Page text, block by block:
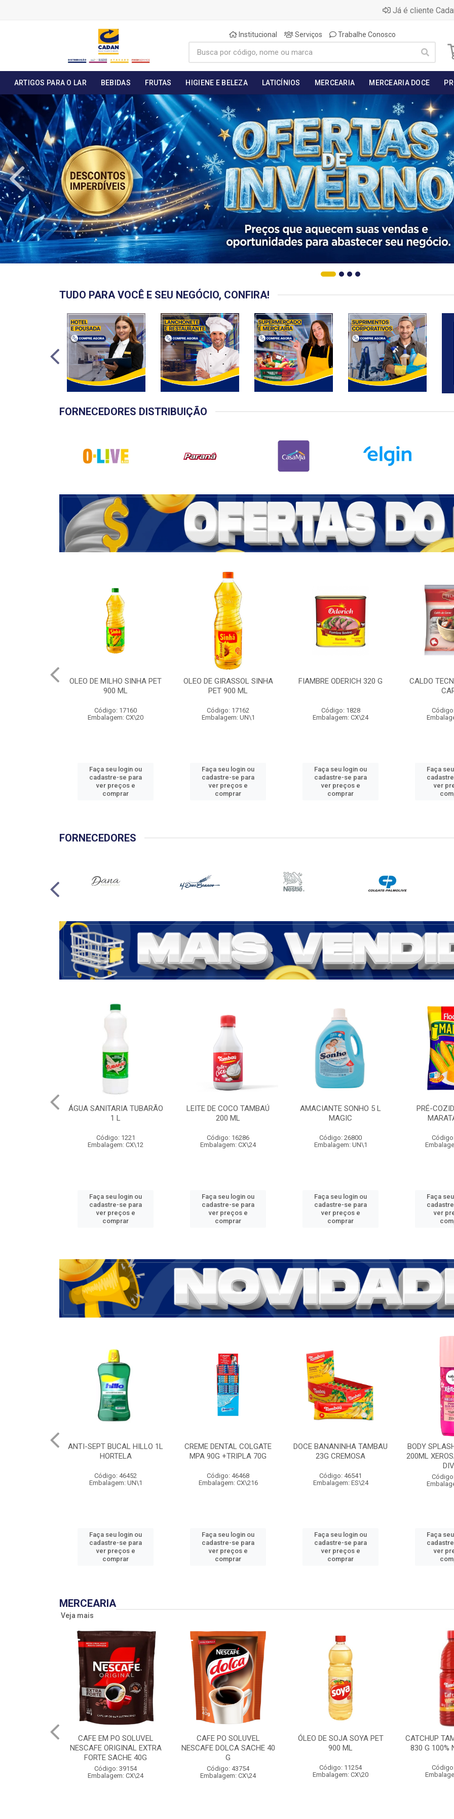
Já é cliente
Institucional Serviços Trabalhe Conosco
ARTIGOS PARA O LAR BEBIDAS FRUTAS HIGIENE E BELEZA LATICÍNIOS MERCEARIA MERCEARIA DOCE
TUDO PARA VOCÊ E SEU NEGÓCIO, CONFIRA!
FORNECEDORES DISTRIBUIÇÃO
OLEO DE MILHO SINHA PET
900 ML
Código: 17160
Embalagem: CX\20
Faça seu login ou
cadastre-se para
ver preços e
comprar
OLEO DE GIRASSOL SINHA
PET 900 ML
Código: 17162
Embalagem: UN\1
Faça seu login ou
cadastre-se para
ver preços e
comprar
FIAMBRE ODERICH 320 G
Código: 1828
Embalagem: CX\24
Faça seu login ou
cadastre-se para
ver preços e
comprar
CALDO
Faça
ver
FORNECEDORES
ÁGUA SANITARIA TUBARÃO
1 L
Código: 1221
Embalagem: CX\12
Faça seu login ou
cadastre-se para
ver preços e
comprar
LEITE DE COCO TAMBAÚ
200 ML
Código: 16286
Embalagem: CX\24
Faça seu login ou
cadastre-se para
ver preços e
comprar
AMACIANTE SONHO 5 L
MAGIC
Código: 26800
Embalagem: UN\1
Faça seu login ou
cadastre-se para
ver preços e
comprar
PRÉ-
Faça
ver
ANTI-SEPT BUCAL HILLO 1L
HORTELA
Código: 46452
Embalagem: UN\1
Faça seu login ou
cadastre-se para
ver preços e
comprar
CREME DENTAL COLGATE
MPA 90G +TRIPLA 70G
Código: 46468
Embalagem: CX\216
Faça seu login ou
cadastre-se para
ver preços e
comprar
DOCE BANANINHA TAMBAU
23G CREMOSA
Código: 46541
Embalagem: ES\24
Faça seu login ou
cadastre-se para
ver preços e
comprar
BODY
200ML
Faça
ver
MERCEARIA
Veja mais
CAFE EM PO SOLUVEL
NESCAFE ORIGINAL EXTRA
FORTE SACHE 40G
Código: 39154
Embalagem: CX\24
CAFE PO SOLUVEL
NESCAFE DOLCA SACHE 40
G
Código: 43754
Embalagem: CX\24
ÓLEO DE SOJA SOYA PET
900 ML
Código: 11254
Embalagem: CX\20
CATCHUP
830 G 100%